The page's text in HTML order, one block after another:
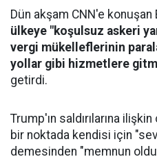
Dün akşam CNN'e konuşan
ülkeye "koşulsuz askeri
vergi mükelleflerinin
yollar gibi hizmetlere
getirdi.
Trump'ın saldırılarına
bir noktada kendisi için
demesinden "memnun